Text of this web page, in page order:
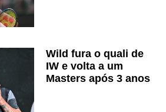
Wild fura o quali de
IW e volta a um
Masters após 3 anos